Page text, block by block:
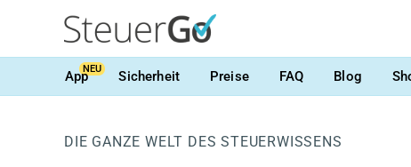
AppNEU Sicherheit Preise FAQ Blog
DIE GANZE WELT DES STEUERWISSENS